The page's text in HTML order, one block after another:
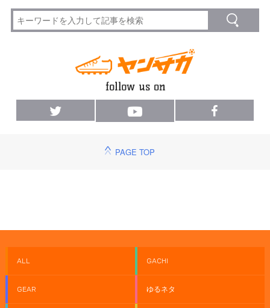
PAGE TOP
ALL GACHI
GEAR ゆるネタ